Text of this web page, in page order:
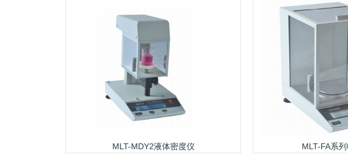
MLT-MDY2液体密度仪 MLT-FA系